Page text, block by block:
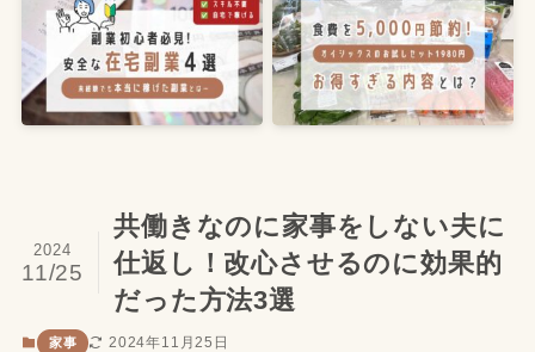
共働きなのに家事をしない夫に
仕返し！改心させるのに効果的
だった方法3選
2024
11/25
家事 2024年11月25日